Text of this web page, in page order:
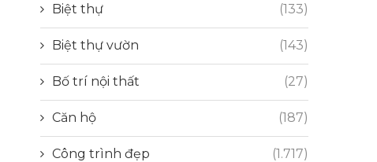
Biệt thự (133)
Biệt thự vườn (143)
Bố trí nội thất (27)
Căn hộ (187)
Công trình đẹp (1.717)